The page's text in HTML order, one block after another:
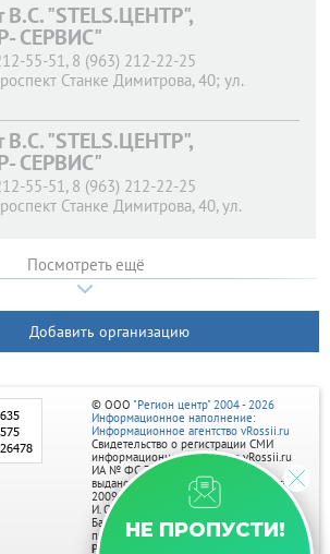
В.С. "STELS.ЦЕНТР",
СЕРВИС"
55-51, 8 (963) 212-22-25
Станке Димитрова, 40; ул.
В.С. "STELS.ЦЕНТР",
СЕРВИС"
55-51, 8 (963) 212-22-25
Станке Димитрова, 40, ул.
Посмотреть ещё
Добавить организацию
НЕ ПРОПУСТИ!
© ООО "Регион центр" 2004 - 2026
Информационное наполнение:
Информационное агентство vRossii.ru
Свидетельство о регистрации СМИ
информационного агентства vRossii.ru
ИА № ФС 77‑35502
выдано РОСКОМНАДЗОРом 04 марта
2009г.
И. О. Главного редактора Нарыков А. Н.
Баннеры на портале размещаются на
правах рекламы.
Реклама на портале: